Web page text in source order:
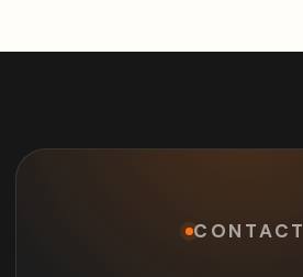
CONTACT